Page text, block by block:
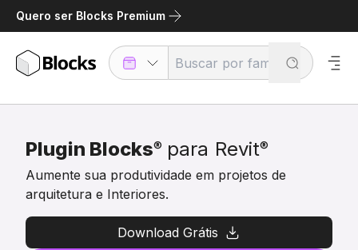
Quero ser Blocks Premium
Plugin Blocks® para Revit®
Aumente sua produtividade em projetos de
arquitetura e Interiores.
Download Grátis